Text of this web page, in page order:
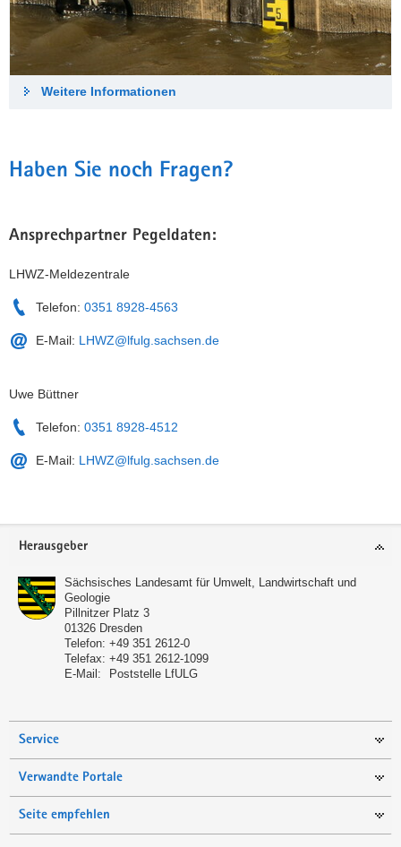
Weitere Informationen
Haben Sie noch Fragen?
Ansprechpartner Pegeldaten:
LHWZ-Meldezentrale
Telefon: 0351 8928-4563
E-Mail: LHWZ@lfulg.sachsen.de
Uwe Büttner
Telefon: 0351 8928-4512
E-Mail: LHWZ@lfulg.sachsen.de
Service
Herausgeber
Sächsisches Landesamt für Umwelt, Landwirtschaft und
Geologie
Pillnitzer Platz 3
01326 Dresden
Telefon: +49 351 2612-0
Telefax: +49 351 2612-1099
E-Mail:
Poststelle LfULG
Service
Verwandte Portale
Seite empfehlen